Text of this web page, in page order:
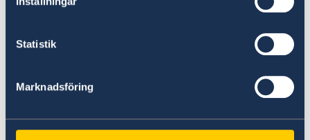
Statistik
Marknadsföring
identitet.
– Sverige är redo att inträda som fullvärdig
Sverige bli säkrare och Nato starkare. Vi
engagerad Natoallierad, säger Tobias Billström.